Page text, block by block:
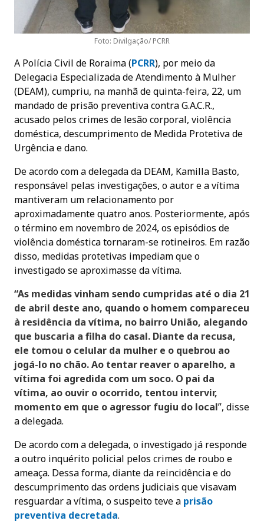
Foto: Divilgação/ PCRR
A Polícia Civil de Roraima (PCRR), por meio da
Delegacia Especializada de Atendimento à Mulher
(DEAM), cumpriu, na manhã de quinta-feira, 22, um
mandado de prisão preventiva contra G.A.C.R.,
acusado pelos crimes de lesão corporal, violência
doméstica, descumprimento de Medida Protetiva de
Urgência e dano.
De acordo com a delegada da DEAM, Kamilla Basto,
responsável pelas investigações, o autor e a vítima
mantiveram um relacionamento por
aproximadamente quatro anos. Posteriormente, após
o término em novembro de 2024, os episódios de
violência doméstica tornaram-se rotineiros. Em razão
disso, medidas protetivas impediam que o
investigado se aproximasse da vítima.
“As medidas vinham sendo cumpridas até o dia 21
de abril deste ano, quando o homem compareceu
à residência da vítima, no bairro União, alegando
que buscaria a filha do casal. Diante da recusa,
ele tomou o celular da mulher e o quebrou ao
jogá-lo no chão. Ao tentar reaver o aparelho, a
vítima foi agredida com um soco. O pai da
vítima, ao ouvir o ocorrido, tentou intervir,
momento em que o agressor fugiu do local”, disse
a delegada.
De acordo com a delegada, o investigado já responde
a outro inquérito policial pelos crimes de roubo e
ameaça. Dessa forma, diante da reincidência e do
descumprimento das ordens judiciais que visavam
resguardar a vítima, o suspeito teve a prisão
preventiva decretada.